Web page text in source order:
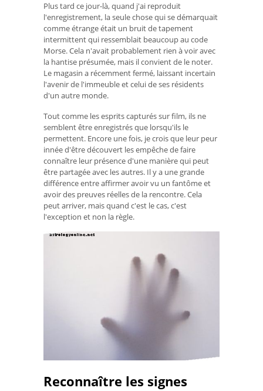
Plus tard ce jour-là, quand j'ai reproduit
l'enregistrement, la seule chose qui se démarquait
comme étrange était un bruit de tapement
intermittent qui ressemblait beaucoup au code
Morse. Cela n'avait probablement rien à voir avec
la hantise présumée, mais il convient de le noter.
Le magasin a récemment fermé, laissant incertain
l'avenir de l'immeuble et celui de ses résidents
d'un autre monde.
Tout comme les esprits capturés sur film, ils ne
semblent être enregistrés que lorsqu'ils le
permettent. Encore une fois, je crois que leur peur
innée d'être découvert les empêche de faire
connaître leur présence d'une manière qui peut
être partagée avec les autres. Il y a une grande
différence entre affirmer avoir vu un fantôme et
avoir des preuves réelles de la rencontre. Cela
peut arriver, mais quand c'est le cas, c'est
l'exception et non la règle.
Reconnaître les signes